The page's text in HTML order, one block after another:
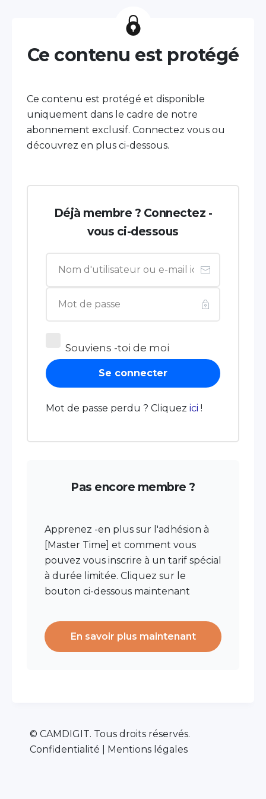
Ce contenu est protégé
Ce contenu est protégé et disponible
uniquement dans le cadre de notre
abonnement exclusif. Connectez vous ou
découvrez en plus ci-dessous.
Déjà membre ? Connectez -
vous ci-dessous
Souviens -toi de moi
Se connecter
Mot de passe perdu ? Cliquez ici !
Pas encore membre ?
Apprenez -en plus sur l'adhésion à
[Master Time] et comment vous
pouvez vous inscrire à un tarif spécial
à durée limitée. Cliquez sur le
bouton ci-dessous maintenant
En savoir plus maintenant
© CAMDIGIT. Tous droits réservés.
Confidentialité | Mentions légales